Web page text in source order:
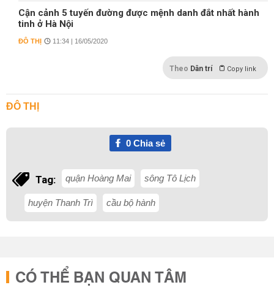
Cận cảnh 5 tuyến đường được mệnh danh đắt nhất hành
tinh ở Hà Nội
ĐÔ THỊ 11:34 | 16/05/2020
Theo Dân trí Copy link
ĐÔ THỊ
0Chia sẻ
Tag: quận Hoàng Mai sông Tô Lịch
huyện Thanh Trì cầu bộ hành
CÓ THỂ BẠN QUAN TÂM